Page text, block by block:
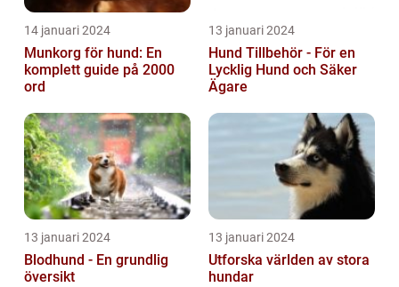
14 januari 2024
Munkorg för hund: En
komplett guide på 2000
ord
13 januari 2024
Hund Tillbehör - För en
Lycklig Hund och Säker
Ägare
13 januari 2024
Blodhund - En grundlig
översikt
13 januari 2024
Utforska världen av stora
hundar